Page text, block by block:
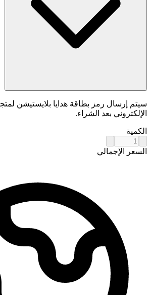
سيتم إرسال رمز بطاقة هدايا بلايستيشن
الإلكتروني بعد الشراء.
الكمية
السعر الإجمالي